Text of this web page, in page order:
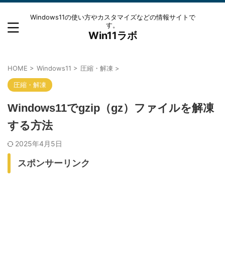
Windows11の使い方やカスタマイズなどの情報サイトで
す。
Win11ラボ
HOME > Windows11 > 圧縮・解凍 >
圧縮・解凍
Windows11でgzip（gz）ファイルを解凍
する方法
2025年4月5日
スポンサーリンク